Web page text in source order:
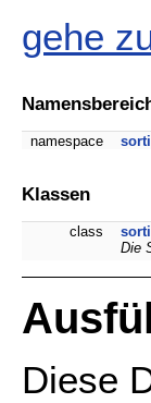
gehe
namespace
Klassen
class
Die
Diese